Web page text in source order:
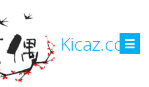
Kicaz.com